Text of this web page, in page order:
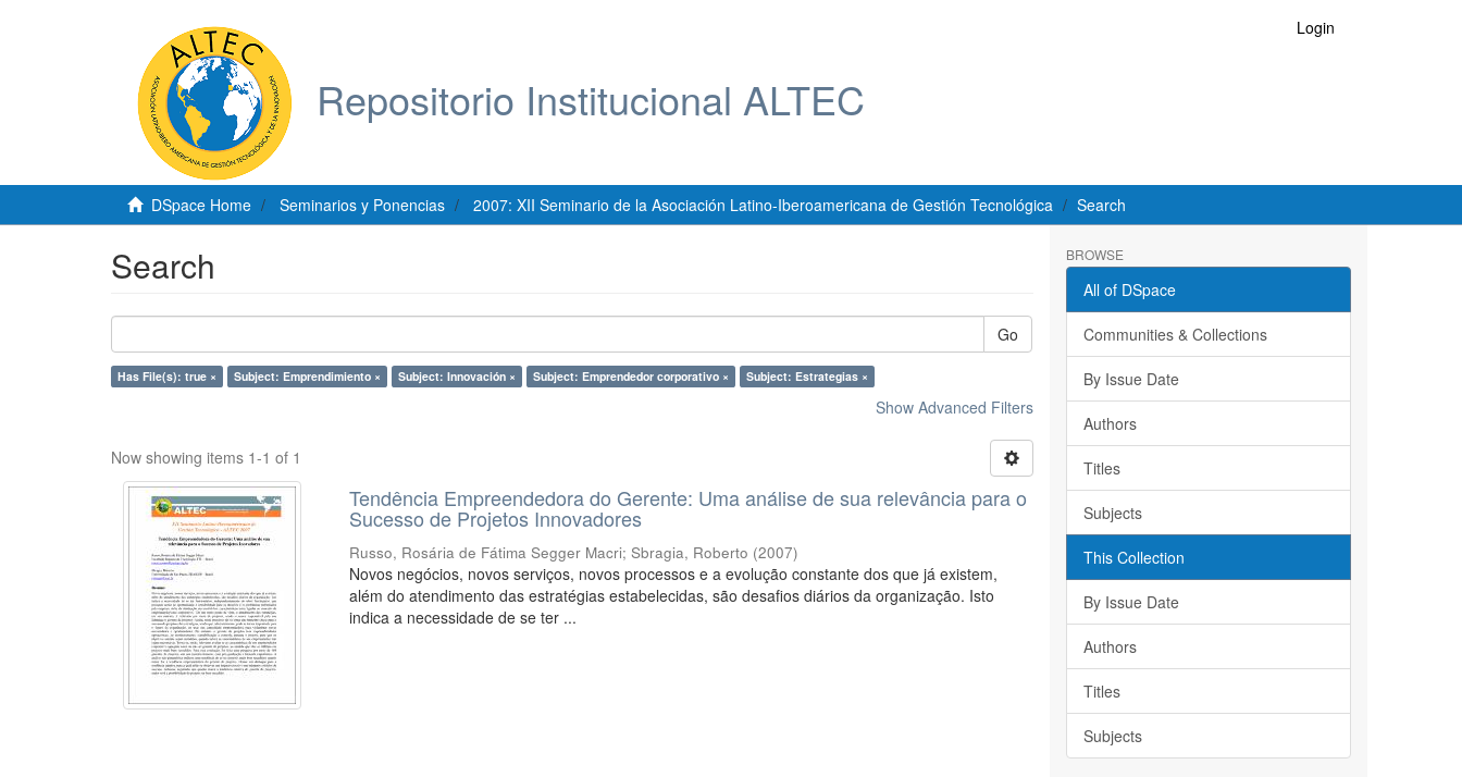
Repositorio Institucional ALTEC
Login
DSpace Home Seminarios y Ponencias 2007: XII Seminario de la Asociación Latino-Iberoamericana de Gestión Tecnológica Search
Search
Go
Has File(s): true × Subject: Emprendimiento × Subject: Innovación × Subject: Emprendedor corporativo × Subject: Estrategias ×
Show Advanced Filters
Now showing items 1-1 of 1
Tendência Empreendedora do Gerente: Uma análise de sua relevância para o
Sucesso de Projetos Innovadores
Russo, Rosária de Fátima Segger Macri;Sbragia, Roberto (2007)
Novos negócios, novos serviços, novos processos e a evolução constante dos que já existem,
além do atendimento das estratégias estabelecidas, são desafios diários da organização. Isto
indica a necessidade de se ter ...
BROWSE
All of DSpace
Communities & Collections
By Issue Date
Authors
Titles
Subjects
This Collection
By Issue Date
Authors
Titles
Subjects